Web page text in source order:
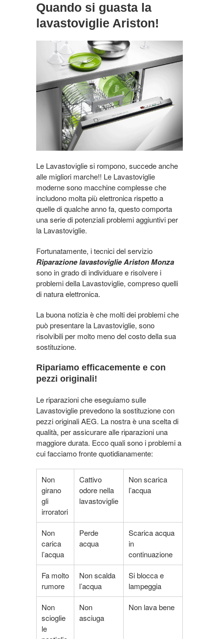
Quando si guasta la
lavastoviglie Ariston!
Le Lavastoviglie si rompono, succede anche
alle migliori marche!! Le Lavastoviglie
moderne sono macchine complesse che
includono molta più elettronica rispetto a
quelle di qualche anno fa, questo comporta
una serie di potenziali problemi aggiuntivi per
la Lavastoviglie.
Fortunatamente, i tecnici del servizio
Riparazione lavastoviglie Ariston Monza
sono in grado di individuare e risolvere i
problemi della Lavastoviglie, compreso quelli
di natura elettronica.
La buona notizia è che molti dei problemi che
può presentare la Lavastoviglie, sono
risolvibili per molto meno del costo della sua
sostituzione.
Ripariamo efficacemente e con
pezzi originali!
Le riparazioni che eseguiamo sulle
Lavastoviglie prevedono la sostituzione con
pezzi originali AEG. La nostra è una scelta di
qualità, per assicurare alle riparazioni una
maggiore durata. Ecco quali sono i problemi a
cui facciamo fronte quotidianamente:
Non
girano
gli
irroratori
Cattivo
odore nella
lavastoviglie
Non scarica
l’acqua
Non
carica
l’acqua
Perde
acqua
Scarica acqua
in
continuazione
Fa molto
rumore
Non scalda
l’acqua
Si blocca e
lampeggia
Non
scioglie
le
Non
asciuga
Non lava bene